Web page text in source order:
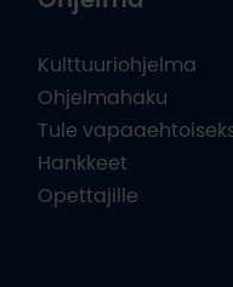
Kulttuuriohjelma
Ohjelmahaku
Tule
Hankkeet
Opettajille